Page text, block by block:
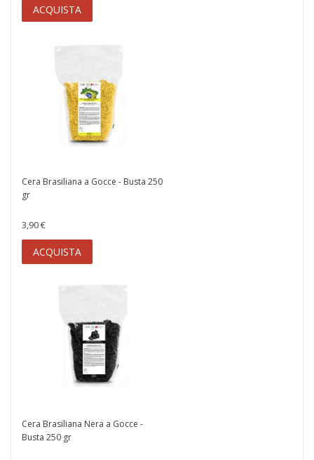
ACQUISTA
Cera Brasiliana a Gocce - Busta 250
gr
3,90 €
ACQUISTA
Cera Brasiliana Nera a Gocce -
Busta 250 gr